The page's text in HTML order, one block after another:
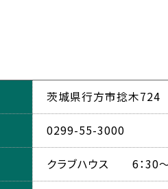
茨城県行方市捻木724
0299-55-3000
クラブハウス 6：30